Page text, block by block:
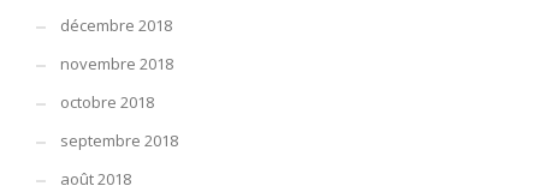
décembre 2018
novembre 2018
octobre 2018
septembre 2018
août 2018